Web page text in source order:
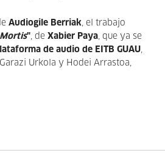
Audiogile Berriak, el trabajo
", de Xabier Paya, que ya se
de audio de EITB GUAU,
Urkola y Hodei Arrastoa,